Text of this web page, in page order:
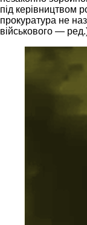
під керівництвом
прокуратура не
військового —